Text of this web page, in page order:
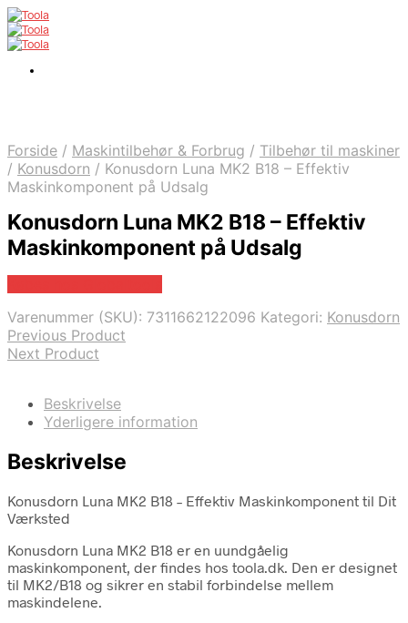
Forside / Maskintilbehør & Forbrug / Tilbehør til maskiner
/ Konusdorn / Konusdorn Luna MK2 B18 – Effektiv
Maskinkomponent på Udsalg
Konusdorn Luna MK2 B18 – Effektiv
Maskinkomponent på Udsalg
Varenummer (SKU): 7311662122096 Kategori: Konusdorn
Previous Product
Next Product
Beskrivelse
Yderligere information
Beskrivelse
Konusdorn Luna MK2 B18 – Effektiv Maskinkomponent til Dit
Værksted
Konusdorn Luna MK2 B18 er en uundgåelig
maskinkomponent, der findes hos toola.dk. Den er designet
til MK2/B18 og sikrer en stabil forbindelse mellem
maskindelene.